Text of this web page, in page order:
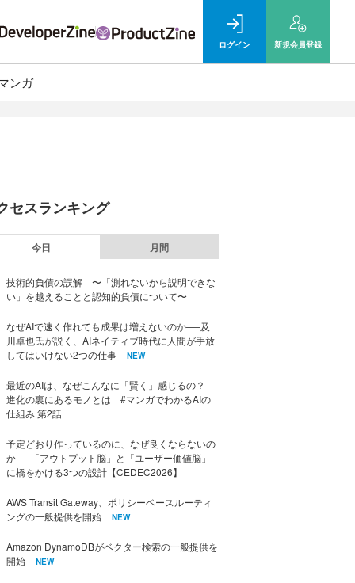
ログイン 新規会員登録
ンガ
セスランキング
今日 月間
技術的負債の誤解 〜「測れないから説明できな
い」を越えることと認知的負債について〜
なぜAIで速く作れても成果は増えないのか──及
川卓也氏が説く、AIネイティブ時代に人間が手放
してはいけない2つの仕事
NEW
最近のAIは、なぜこんなに「賢く」感じるの？
進化の裏にあるモノとは #マンガでわかるAIの
仕組み 第2話
予定どおり作っているのに、なぜ良くならないの
か──「アウトプット脳」と「ユーザー価値脳」
に橋をかける3つの設計【CEDEC2026】
AWS Transit Gateway、ポリシーベースルーティ
ングの一般提供を開始
NEW
Amazon DynamoDBがベクター検索の一般提供を
開始
NEW